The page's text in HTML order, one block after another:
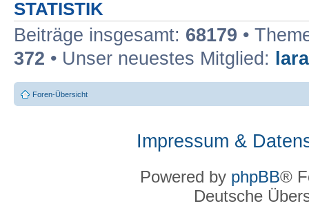
STATISTIK
Beiträge insgesamt: 68179 •
372 • Unser neuestes Mitglied:
Foren-Übersicht
Impressum &
Powered by phpBB®
Deutsche